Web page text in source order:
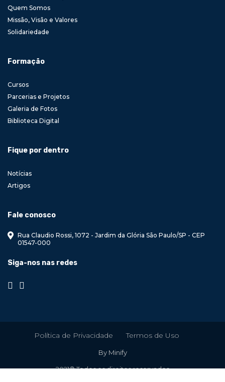
Quem Somos
Missão, Visão e Valores
Solidariedade
Formação
Cursos
Parcerias e Projetos
Galeria de Fotos
Biblioteca Digital
Fique por dentro
Notícias
Artigos
Fale conosco
Rua Claudio Rossi, 1072 - Jardim da Glória São Paulo/SP - CEP
01547-000
Siga-nos nas redes
Política de Privacidade Termos de Uso
By Minify
2021® Todos os direitos reservados